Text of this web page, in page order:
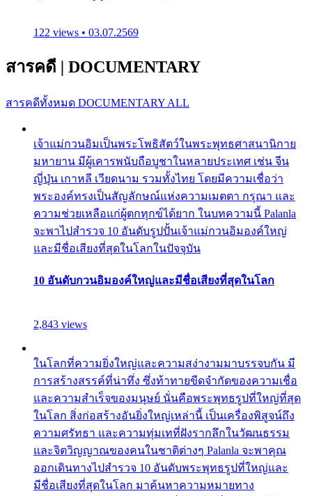
122 views • 03.07.2569
สารคดี | DOCUMENTARY
สารคดีทั้งหมด DOCUMENTARY ALL
เจ้าแม่กวนอิมเป็นพระโพธิสัตว์ในพระพุทธศาสนานิกาย
มหายาน มีผู้เคารพนับถือบูชาในหลายประเทศ เช่น จีน
ญี่ปุ่น เกาหลี เวียดนาม รวมทั้งไทย โดยมีความเชื่อว่า
พระองค์ทรงเป็นสัญลักษณ์แห่งความเมตตา กรุณา และ
ความช่วยเหลือแก่ผู้ตกทุกข์ได้ยาก ในบทความนี้ Palanla
จะพาไปสำรวจ 10 อันดับรูปปั้นเจ้าแม่กวนอิมองค์ใหญ่
และมีชื่อเสียงที่สุดในโลกในปัจจุบัน
10 อันดับกวนอิมองค์ใหญ่และมีชื่อเสียงที่สุดในโลก
2,843 views
ในโลกที่ความยิ่งใหญ่และความสง่างามมาบรรจบกัน มี
การสร้างสรรค์ที่น่าทึ่ง ซึ่งท้าทายขีดจำกัดของความเชื่อ
และความสำเร็จของมนุษย์ นั่นคือพระพุทธรูปที่ใหญ่ที่สุด
ในโลก สิ่งก่อสร้างอันยิ่งใหญ่เหล่านี้ เป็นเครื่องพิสูจน์ถึง
ความศรัทธา และความทุ่มเทที่ฝังรากลึกในวัฒนธรรม
และจิตวิญญาณของคนในชาติต่างๆ Palanla จะพาคุณ
ออกเดินทางไปสำรวจ 10 อันดับพระพุทธรูปที่ใหญ่และ
มีชื่อเสียงที่สุดในโลก มาค้นหาความหมายทาง